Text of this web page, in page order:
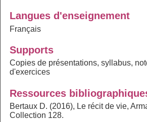
Langues d'enseignement
Français
Supports
Copies de présentations, syllabus,
d'exercices
Ressources
Bertaux D. (2016), Le récit de vie,
Collection 128.